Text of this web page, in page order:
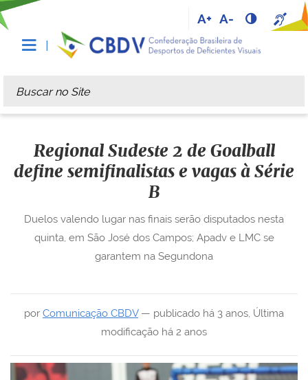
A+ A-
Busca
Busca Avançada…
Regional Sudeste 2 de Goalball
define semifinalistas e vagas à Série
B
por Comunicação CBDV— publicado há 3 anos, Última
modificação há 2 anos
Duelos valendo lugar nas finais serão disputados nesta
quinta, em São José dos Campos; Apadv e LMC se
garantem na Segundona